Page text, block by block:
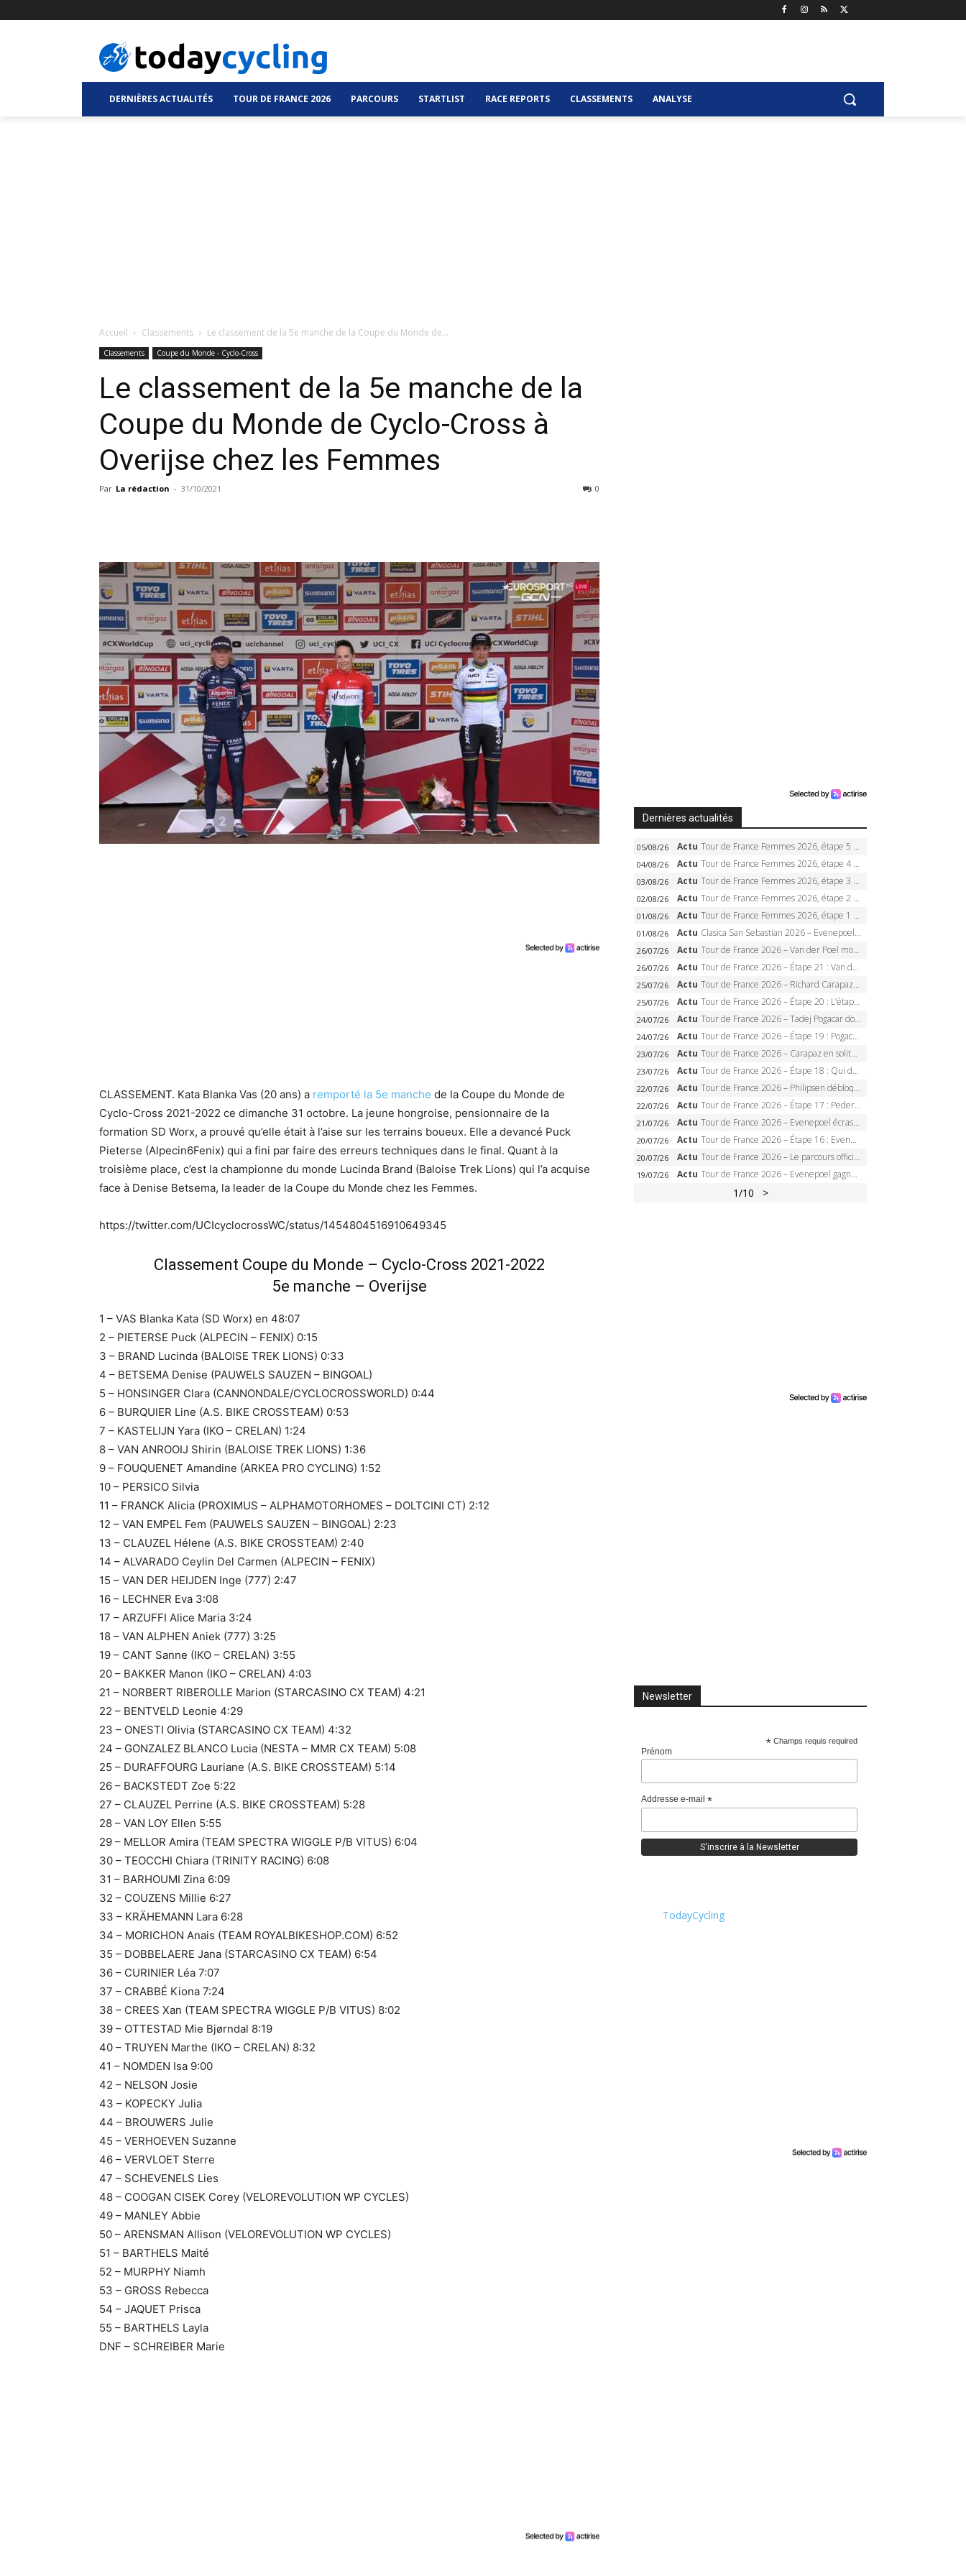
DERNIÈRES ACTUALITÉS TOUR DE FRANCE 2026 PARCOURS STARTLIST RACE REPORTS CLASSEMENTS ANALYSE
Accueil Classements Le classement de la 5e manche de la Coupe du Monde de...
Classements Coupe du Monde - Cyclo-Cross
Le classement de la 5e manche de la
Coupe du Monde de Cyclo-Cross à
Overijse chez les Femmes
Par La rédaction - 31/10/2021 0
CLASSEMENT. Kata Blanka Vas (20 ans) a remporté la 5e manche de la Coupe du Monde de
Cyclo-Cross 2021-2022 ce dimanche 31 octobre. La jeune hongroise, pensionnaire de la
formation SD Worx, a prouvé qu’elle était à l’aise sur les terrains boueux. Elle a devancé Puck
Pieterse (Alpecin6Fenix) qui a fini par faire des erreurs techniques dans le final. Quant à la
troisième place, c’est la championne du monde Lucinda Brand (Baloise Trek Lions) qui l’a acquise
face à Denise Betsema, la leader de la Coupe du Monde chez les Femmes.
https://twitter.com/UCIcyclocrossWC/status/1454804516910649345
Classement Coupe du Monde – Cyclo-Cross 2021-2022
5e manche – Overijse
1 – VAS Blanka Kata (SD Worx) en 48:07
2 – PIETERSE Puck (ALPECIN – FENIX) 0:15
3 – BRAND Lucinda (BALOISE TREK LIONS) 0:33
4 – BETSEMA Denise (PAUWELS SAUZEN – BINGOAL)
5 – HONSINGER Clara (CANNONDALE/CYCLOCROSSWORLD) 0:44
6 – BURQUIER Line (A.S. BIKE CROSSTEAM) 0:53
7 – KASTELIJN Yara (IKO – CRELAN) 1:24
8 – VAN ANROOIJ Shirin (BALOISE TREK LIONS) 1:36
9 – FOUQUENET Amandine (ARKEA PRO CYCLING) 1:52
10 – PERSICO Silvia
11 – FRANCK Alicia (PROXIMUS – ALPHAMOTORHOMES – DOLTCINI CT) 2:12
12 – VAN EMPEL Fem (PAUWELS SAUZEN – BINGOAL) 2:23
13 – CLAUZEL Hélene (A.S. BIKE CROSSTEAM) 2:40
14 – ALVARADO Ceylin Del Carmen (ALPECIN – FENIX)
15 – VAN DER HEIJDEN Inge (777) 2:47
16 – LECHNER Eva 3:08
17 – ARZUFFI Alice Maria 3:24
18 – VAN ALPHEN Aniek (777) 3:25
19 – CANT Sanne (IKO – CRELAN) 3:55
20 – BAKKER Manon (IKO – CRELAN) 4:03
21 – NORBERT RIBEROLLE Marion (STARCASINO CX TEAM) 4:21
22 – BENTVELD Leonie 4:29
23 – ONESTI Olivia (STARCASINO CX TEAM) 4:32
24 – GONZALEZ BLANCO Lucia (NESTA – MMR CX TEAM) 5:08
25 – DURAFFOURG Lauriane (A.S. BIKE CROSSTEAM) 5:14
26 – BACKSTEDT Zoe 5:22
27 – CLAUZEL Perrine (A.S. BIKE CROSSTEAM) 5:28
28 – VAN LOY Ellen 5:55
29 – MELLOR Amira (TEAM SPECTRA WIGGLE P/B VITUS) 6:04
30 – TEOCCHI Chiara (TRINITY RACING) 6:08
31 – BARHOUMI Zina 6:09
32 – COUZENS Millie 6:27
33 – KRÄHEMANN Lara 6:28
34 – MORICHON Anais (TEAM ROYALBIKESHOP.COM) 6:52
35 – DOBBELAERE Jana (STARCASINO CX TEAM) 6:54
36 – CURINIER Léa 7:07
37 – CRABBÉ Kiona 7:24
38 – CREES Xan (TEAM SPECTRA WIGGLE P/B VITUS) 8:02
39 – OTTESTAD Mie Bjørndal 8:19
40 – TRUYEN Marthe (IKO – CRELAN) 8:32
41 – NOMDEN Isa 9:00
42 – NELSON Josie
43 – KOPECKY Julia
44 – BROUWERS Julie
45 – VERHOEVEN Suzanne
46 – VERVLOET Sterre
47 – SCHEVENELS Lies
48 – COOGAN CISEK Corey (VELOREVOLUTION WP CYCLES)
49 – MANLEY Abbie
50 – ARENSMAN Allison (VELOREVOLUTION WP CYCLES)
51 – BARTHELS Maité
52 – MURPHY Niamh
53 – GROSS Rebecca
54 – JAQUET Prisca
55 – BARTHELS Layla
DNF – SCHREIBER Marie
Dernières actualités
05/08/26 Actu Tour de France Femmes 2026, étape 5 – Demi Vollering gagne à Belleville, Reusser en jaune, Ferrand-Prévot coule
04/08/26 Actu Tour de France Femmes 2026, étape 4 – Marlen Reusser écrase le chrono, Ferrand-Prévot en crise
03/08/26 Actu Tour de France Femmes 2026, étape 3 – Sigrid Haugset en solitaire, 88 km d’échappée, maillot jaune
02/08/26 Actu Tour de France Femmes 2026, étape 2 – Lorena Wiebes doublé à Genève, Markus héroïque, 7e record
01/08/26 Actu Tour de France Femmes 2026, étape 1 – Lorena Wiebes intouchable à Lausanne, premier maillot jaune
01/08/26 Actu Clasica San Sebastian 2026 – Evenepoel recordman, 4e victoire, Carapaz battu au sprint
26/07/26 Actu Tour de France 2026 – Van der Poel monumental à Paris, Pogacar égale le record des cinq sacres
26/07/26 Actu Tour de France 2026 – Étape 21 : Van der Poel, Pogacar, qui succédera à Wout van Aert sur les Champs-Elysées ?
25/07/26 Actu Tour de France 2026 – Richard Carapaz roi des Alpes, doublé et maillot à pois, Seixas perd le podium
25/07/26 Actu Tour de France 2026 – Étape 20 : L’étape reine, Galibier, Sarenne, Alpe d’Huez, qui succédera à Pogacar ?
24/07/26 Actu Tour de France 2026 – Tadej Pogacar dompte l’Alpe d’Huez, 5e victoire, record de Pantani pulvérisé
24/07/26 Actu Tour de France 2026 – Étape 19 : Pogacar peut-il enfin dompter l’Alpe d’Huez ?
23/07/26 Actu Tour de France 2026 – Carapaz en solitaire à Orcières-Merlette, Paret-Peintre à un point du maillot à pois
23/07/26 Actu Tour de France 2026 – Étape 18 : Qui domptera Orcières-Merlette, première marche vers l’Alpe d’Huez ?
22/07/26 Actu Tour de France 2026 – Philipsen débloque son compteur à Voiron, Pedersen en danger pour le maillot vert
22/07/26 Actu Tour de France 2026 – Étape 17 : Pedersen peut-il verrouiller le maillot vert à Voiron ?
21/07/26 Actu Tour de France 2026 – Evenepoel écrase le chrono d’Évian, Seixas 4e, Lipowitz abandonne
20/07/26 Actu Tour de France 2026 – Étape 16 : Evenepoel, Pogacar, Ganna… qui domptera le chrono d’Évian pour redessiner le podium ?
20/07/26 Actu Tour de France 2026 – Le parcours officiel complet : 21 étapes, profils, carte et dates
19/07/26 Actu Tour de France 2026 – Evenepoel gagne à Solaison, Vingegaard abandonne, Pogacar toujours en jaune
1/10 >
Newsletter
* Champs requis required
Prénom
Addresse e-mail *
TodayCycling